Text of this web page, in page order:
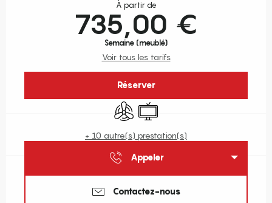
À partir de
735,00 €
Semaine (meublé)
Voir tous les tarifs
Réserver
Air conditionné
Télévision
+ 10 autre(s) prestation(s)
Appeler
Contactez-nous